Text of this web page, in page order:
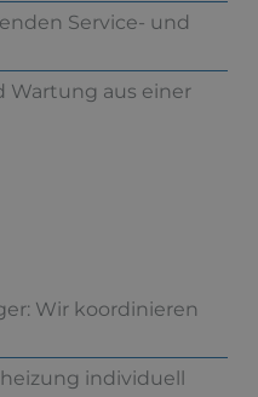
Service- und
Wartung aus einer
Wir koordinieren
individuell